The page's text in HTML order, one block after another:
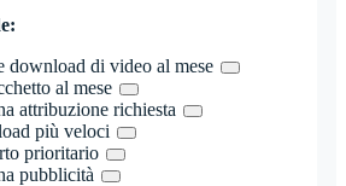
download di video al mese
al mese
attribuzione richiesta
più veloci
prioritario
pubblicità